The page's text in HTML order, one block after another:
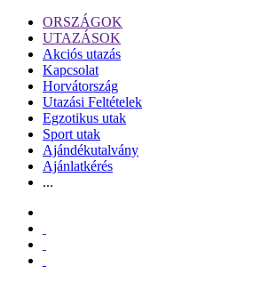
ORSZÁGOK
UTAZÁSOK
Akciós utazás
Kapcsolat
Horvátország
Utazási Feltételek
Egzotikus utak
Sport utak
Ajándékutalvány
Ajánlatkérés
...